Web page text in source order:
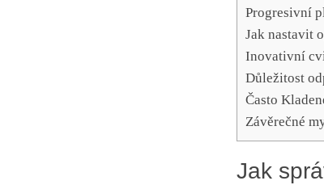
Progresivní
Jak nastavit
Inovativní
Důležitost
Často
Závěrečné
Jak